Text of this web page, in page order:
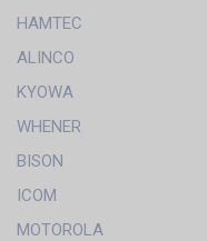
HAMTEC
ALINCO
KYOWA
WHENER
BISON
ICOM
MOTOROLA